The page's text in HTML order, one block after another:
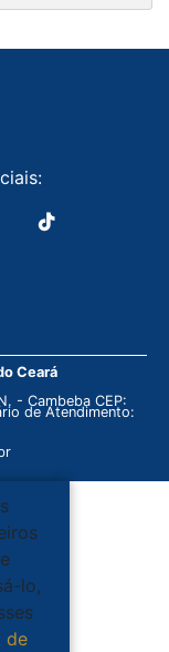
Ceará
- Cambeba CEP:
de Atendimento:
lo,
de